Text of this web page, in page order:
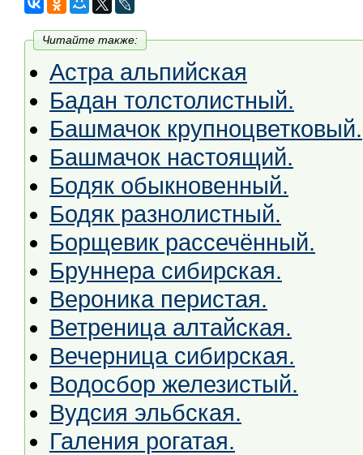
Читайте также:
Астра альпийская
Бадан толстолистный.
Башмачок крупноцветковый.
Башмачок настоящий.
Бодяк обыкновенный.
Бодяк разнолистный.
Борщевик рассечённый.
Бруннера сибирская.
Вероника перистая.
Ветреница алтайская.
Вечерница сибирская.
Водосбор железистый.
Вудсия эльбская.
Галения рогатая.